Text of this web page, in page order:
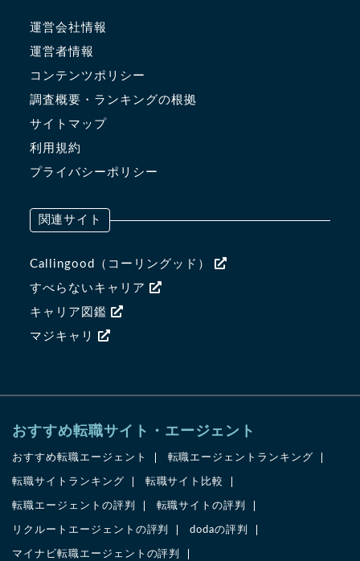
運営会社情報
運営者情報
コンテンツポリシー
調査概要・ランキングの根拠
サイトマップ
利用規約
プライバシーポリシー
関連サイト
Callingood（コーリングッド）
すべらないキャリア
キャリア図鑑
マジキャリ
おすすめ転職サイト・エージェント
おすすめ転職エージェント 転職エージェントランキング
転職サイトランキング 転職サイト比較
転職エージェントの評判 転職サイトの評判
リクルートエージェントの評判 dodaの評判
マイナビ転職エージェントの評判